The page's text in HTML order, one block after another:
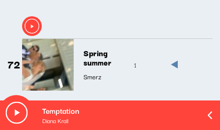
Temptation
Diana Krall
72
Spring
summer
Smerz
1